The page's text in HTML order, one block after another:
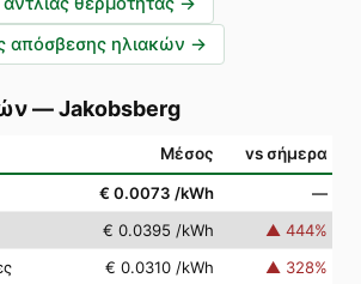
απόσβεσης ηλιακών →
—Jakobsberg
Μέσος vs σήμερα
€ 0.0073 /kWh
—
€ 0.0395 /kWh ▲ 444%
€ 0.0310 /kWh ▲ 328%